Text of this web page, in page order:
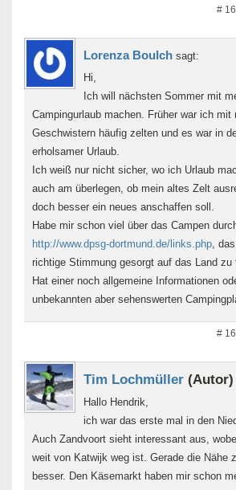
#
Lorenza Boulch sagt:
Hi,
Ich will nächsten Sommer mit
Campingurlaub machen. Früher war ich mit
Geschwistern häufig zelten und es war in
erholsamer Urlaub.
Ich weiß nur nicht sicher, wo ich Urlaub
auch am überlegen, ob mein altes Zelt
doch besser ein neues anschaffen soll.
Habe mir schon viel über das Campen
http://www.dpsg-dortmund.de/links.php,
richtige Stimmung gesorgt auf das Land zu
Hat einer noch allgemeine Informationen
unbekannten aber sehenswerten
#
Tim Lochmüller (Autor)
Hallo Hendrik,
ich war das erste mal in den
Auch Zandvoort sieht interessant aus,
weit von Katwijk weg ist. Gerade die Nähe
besser. Den Käsemarkt haben mir schon